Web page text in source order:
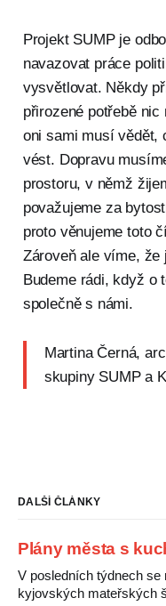
Projekt SUMP je
navazovat práce
vysvětlovat. Někdy
přirozené potřebě
oni sami musí vědět,
vést. Dopravu
prostoru, v němž
považujeme za
proto věnujeme toto
Zároveň ale víme, že
Budeme rádi, když o
společně s námi.
Martina Černá,
skupiny SUMP a
DALŠÍ ČLÁNKY
Plány města s
V posledních týdnech se
kyjovských mateřských